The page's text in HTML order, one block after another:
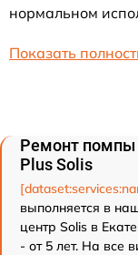
нормальном
Показать
Ремонт
Plus Solis
выполняется в
центр Solis в
- от 5 лет. На все